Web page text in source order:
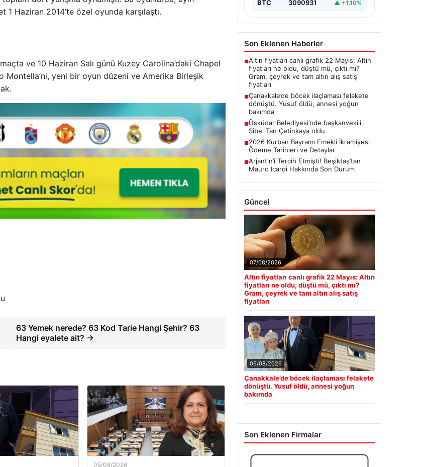
1 Haziran 2014’te özel oyunda karşılaştı.
ve 10 Haziran Salı günü Kuzey Carolina’daki Chapel
Montella’ni, yeni bir oyun düzeni ve Amerika Birleşik
63 Yemek nerede? 63 Kod Tarie Hangi Şehir? 63
Hangi eyalete ait? →
05/08/2026
BTC 3090931 ▲ +1.10%
Son Eklenen Haberler
■Altın fiyatları canlı grafik 22 Mayıs: Altın
fiyatları ne oldu, düştü mü, çıktı mı?
Gram, çeyrek ve tam altın alış satış
fiyatları
■Çanakkale’de böcek ilaçlaması felakete
dönüştü. Yusuf öldü, annesi yoğun
bakımda
■Üsküdar Belediyesi’nde başkanvekili
Sibel Tan Çetinkaya oldu
■2026 Kurban Bayramı Emekli İkramiyesi
Ödeme Tarihleri ve Detaylar
■Arjantin’i Tercih Etmişti! Beşiktaş’tan
Mauro Icardi Hakkında Son Durum
Güncel
07/08/2026
Altın fiyatları canlı grafik 22 Mayıs: Altın
fiyatları ne oldu, düştü mü, çıktı mı?
Gram, çeyrek ve tam altın alış satış
fiyatları
06/08/2026
Çanakkale’de böcek ilaçlaması felakete
dönüştü. Yusuf öldü, annesi yoğun
bakımda
Son Eklenen Firmalar